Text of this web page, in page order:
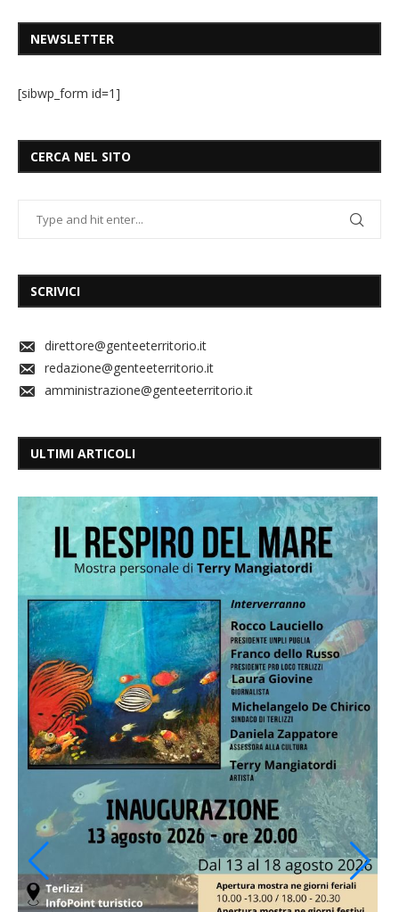
NEWSLETTER
[sibwp_form id=1]
CERCA NEL SITO
SCRIVICI
direttore@genteeterritorio.it
redazione@genteeterritorio.it
amministrazione@genteeterritorio.it
ULTIMI ARTICOLI